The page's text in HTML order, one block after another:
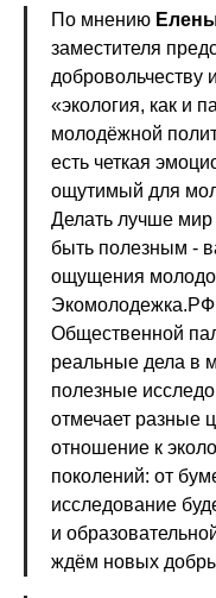
По мнению
заместителя
добровольчеству
«экология, как и
молодёжной
есть четкая
ощутимый для
Делать лучше мир
быть полезным -
ощущения
Экомолодежка.РФ
Общественной
реальные дела в
полезные
отмечает разные
отношение к
поколений: от
исследование
и
ждём новых